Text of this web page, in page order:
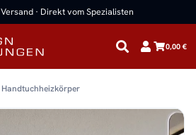
· Direkt vom Spezialisten
0,00 €
Handtuchheizkörper